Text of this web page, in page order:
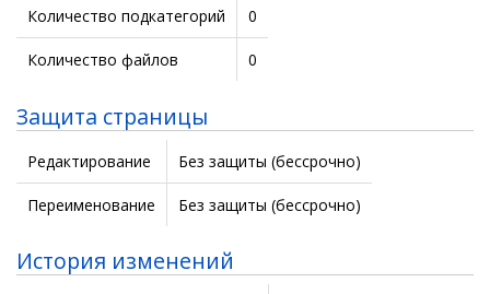
Количество подкатегорий 0
Количество файлов 0
Защита страницы
Редактирование Без защиты (бессрочно)
Переименование Без защиты (бессрочно)
История изменений